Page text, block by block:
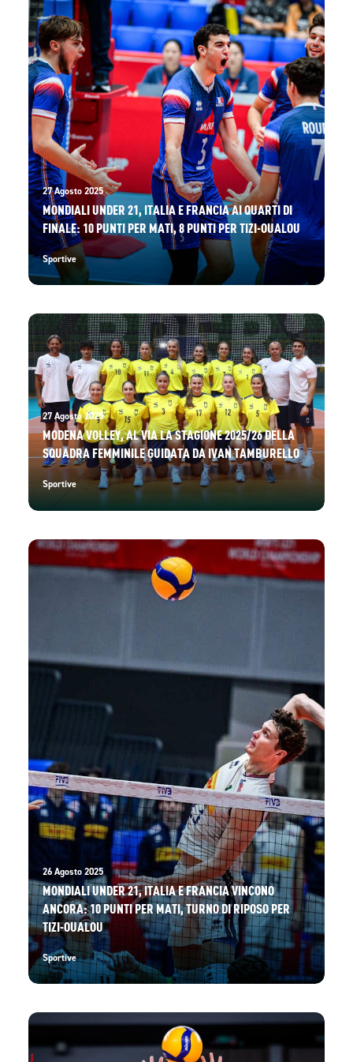
27 Agosto 2025
MONDIALI UNDER 21, ITALIA E FRANCIA AI QUARTI DI
FINALE: 10 PUNTI PER MATI, 8 PUNTI PER TIZI-OUALOU
Sportive
27 Agosto 2025
MODENA VOLLEY, AL VIA LA STAGIONE 2025/26 DELLA
SQUADRA FEMMINILE GUIDATA DA IVAN TAMBURELLO
Sportive
26 Agosto 2025
MONDIALI UNDER 21, ITALIA E FRANCIA VINCONO
ANCORA: 10 PUNTI PER MATI, TURNO DI RIPOSO PER
TIZI-OUALOU
Sportive